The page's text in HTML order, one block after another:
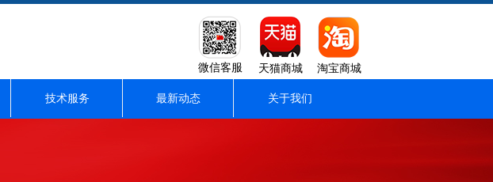
技术服务 最新动态 关于我们
微信客服 天猫商城 淘宝商城